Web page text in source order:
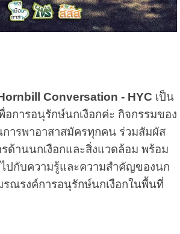
Conversation - HYC เป็น
อการอนุรักษ์นกเงือกค่ะ กิจกรรมของ
การพาอาสาสมัครทุกคน ร่วมสัมผัส
ด้านนกเงือกและสิ่งแวดล้อม พร้อม
ปกับความรู้และความสำคัญของนก
รณรงค์การอนุรักษ์นกเงือกในพื้นที่